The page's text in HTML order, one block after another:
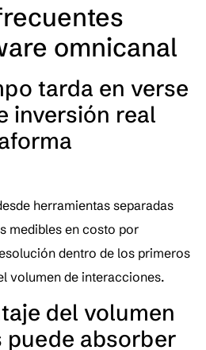
omnicanal
tarda en verse
inversión real
herramientas separadas
medibles en costo por
dentro de los primeros
volumen de interacciones.
del volumen
puede absorber